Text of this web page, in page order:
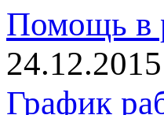
Помощь в
24.12.2015
График